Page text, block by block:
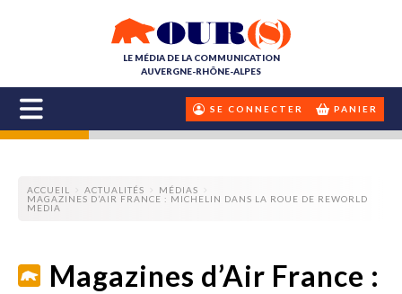
LE MÉDIA DE LA COMMUNICATION
AUVERGNE-RHÔNE-ALPES
SE CONNECTER PANIER
ACCUEIL ACTUALITÉS
MÉDIAS
MAGAZINES D’AIR FRANCE : MICHELIN DANS LA ROUE DE REWORLD
MEDIA
Magazines d’Air France :